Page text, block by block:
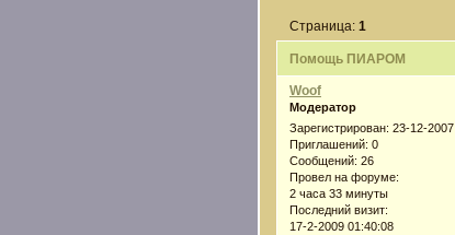
Помощь ПИАРОМ
Страница:1
Woof
Модератор
Зарегистрирован: 23-12-2007
Приглашений: 0
Сообщений: 26
Провел на форуме:
2 часа 33 минуты
Последний визит:
17-2-2009 01:40:08